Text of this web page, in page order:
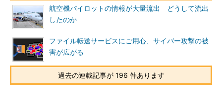
航空機パイロットの情報が大量流出 どうして流出
したのか
ファイル転送サービスにご用心、サイバー攻撃の被
害が広がる
過去の連載記事が 196 件あります